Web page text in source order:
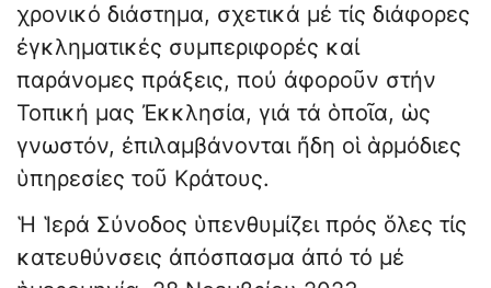
χρονικό διάστημα, σχετικά μέ τίς διάφορες
ἐγκληματικές συμπεριφορές καί
παράνομες πράξεις, πού ἀφοροῦν στήν
Τοπική μας Ἐκκλησία, γιά τά ὁποῖα, ὡς
γνωστόν, ἐπιλαμβάνονται ἤδη οἱ ἁρμόδιες
ὑπηρεσίες τοῦ Κράτους.
Ἡ Ἱερά Σύνοδος ὑπενθυμίζει πρός ὅλες τίς
κατευθύνσεις ἀπόσπασμα ἀπό τό μέ